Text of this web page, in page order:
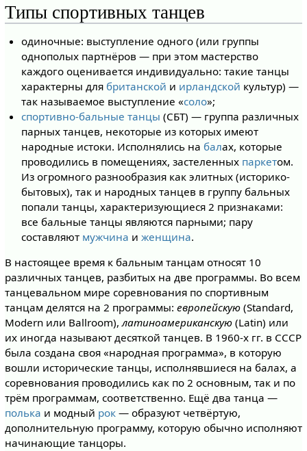
Типы спортивных танцев
одиночные: выступление одного (или группы
однополых партнёров — при этом мастерство
каждого оценивается индивидуально: такие танцы
характерны длябританской и ирландской культур) —
так называемое выступление «соло»;
спортивно-бальные танцы (СБТ) — группа различных
парных танцев, некоторые из которых имеют
народные истоки. Исполнялись набалах, которые
проводились в помещениях, застеленных паркетом.
Из огромного разнообразия как элитных (историко-
бытовых), так и народных танцев в группу бальных
попали танцы, характеризующиеся 2 признаками:
все бальные танцы являются парными; пару
составляют мужчина иженщина.
В настоящее время к бальным танцам относят 10
различных танцев, разбитых на две программы. Во всем
танцевальном мире соревнования по спортивным
танцам делятся на 2 программы: европейскую(Standard,
Modern или Ballroom),латиноамериканскую(Latin) или
их иногда называют десяткой танцев. В 1960-х гг. в СССР
была создана своя «народная программа», в которую
вошли исторические танцы, исполнявшиеся на балах, а
соревнования проводились как по 2 основным, так и по
трём программам, соответственно. Ещё два танца —
полька и модный рок— образуют четвёртую,
дополнительную программу, которую обычно исполняют
начинающие танцоры.